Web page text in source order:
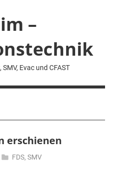
–
Evac und CFAST
erschienen
FDS, SMV